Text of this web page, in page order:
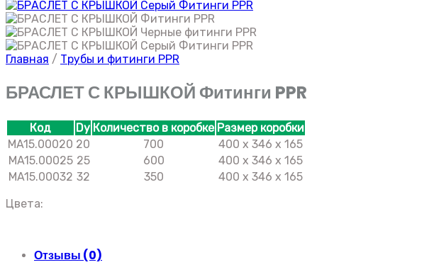
Главная / Трубы и фитинги PPR
БРАСЛЕТ С КРЫШКОЙ Фитинги PPR
Код Dy Количество в коробке Размер коробки
MA15.00020 20 700
400 x 346 x 165
MA15.00025 25 600
400 x 346 x 165
MA15.00032 32 350
400 x 346 x 165
Цвета:
Отзывы (0)